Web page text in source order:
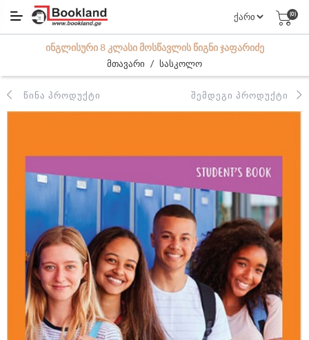
(0)
ᲘᲜᲒᲚᲘᲡᲣᲠᲘ 8 ᲙᲚᲐᲡᲘ ᲛᲝᲡᲬᲐᲕᲚᲘᲡ ᲬᲘᲒᲜᲘ ᲯᲐᲤᲐᲠᲘᲫᲔ
მთავარი / სასკოლო
ᲬᲘᲜᲐ ᲞᲠᲝᲓᲣᲥᲢᲘ ᲨᲔᲛᲓᲔᲒᲘ ᲞᲠᲝᲓᲣᲥᲢᲘ